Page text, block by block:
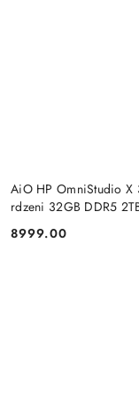
AiO HP OmniStudio X
rdzeni 32GB DDR5
Cena:
8999.00